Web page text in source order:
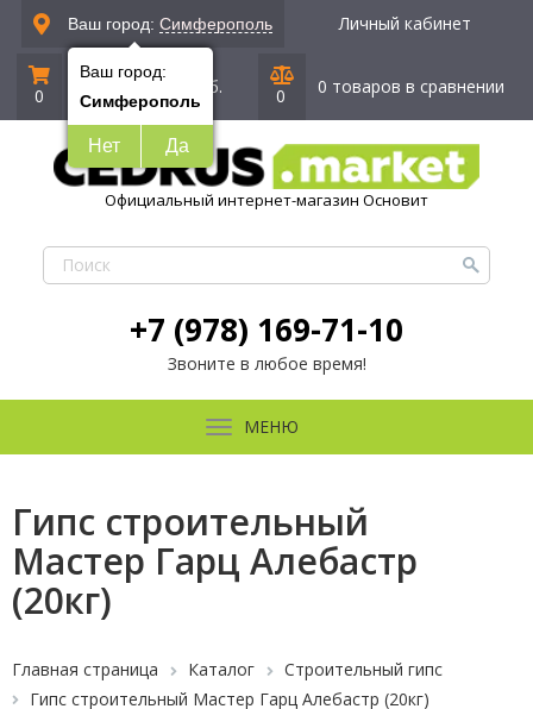
Ваш город: Симферополь
Ваш город:
Симферополь
Нет Да
Личный кабинет
0 0 позиций | 0 руб. 0 0 товаров в сравнении
Официальный интернет-магазин Основит
+7 (978) 169-71-10
Звоните в любое время!
МЕНЮ
Гипс строительный
Мастер Гарц Алебастр
(20кг)
Главная страница Каталог
Строительный гипс
Гипс строительный Мастер Гарц Алебастр (20кг)